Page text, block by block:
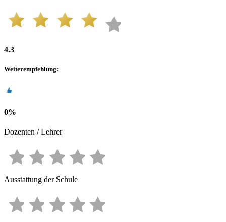
4.3
Weiterempfehlung:
0%
Dozenten / Lehrer
Ausstattung der Schule